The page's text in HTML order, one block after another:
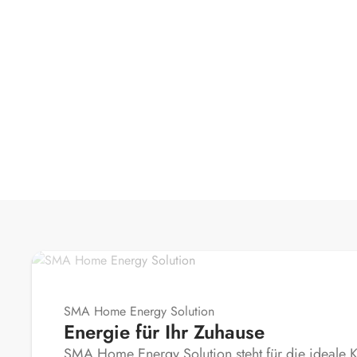
SMA Home Energy Solution
Energie für Ihr Zuhause